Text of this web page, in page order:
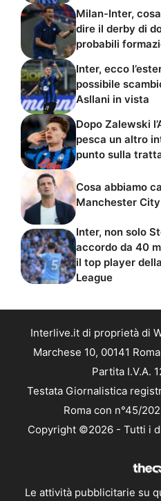
Milan-Inter,
dire il derby di
probabili
Inter, ecco
possibile
Asllani in vista
Dopo Zalewski
pesca un altro
punto sulla
Cosa abbiamo
Manchester
Inter, non solo
accordo da 40
il top player
League
Interlive.it di proprietà di
Marchese 10, 00141
Partita I.V.A.
Testata Giornalistica
Roma con n°45/
Copyright ©2026 - Tutti i
Le attività pubblicitarie su